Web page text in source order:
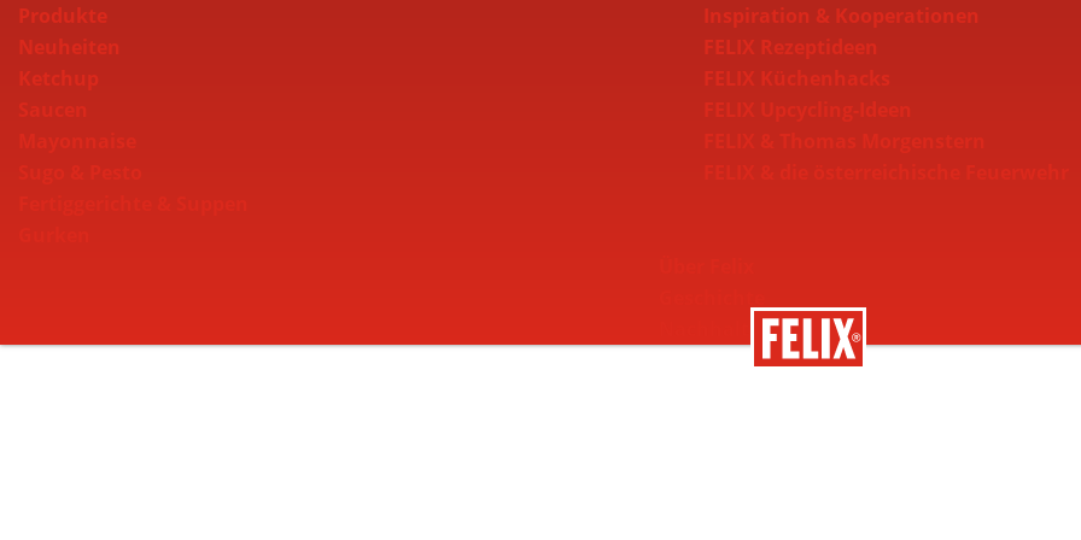
Produkte
Neuheiten
Ketchup
Saucen
Inspiration & Kooperationen
FELIX Rezeptideen
FELIX Küchenhacks
FELIX Upcycling-Ideen
Nachhaltigkeit